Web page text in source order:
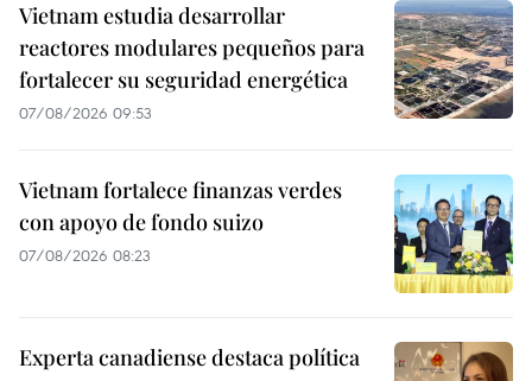
Vietnam estudia desarrollar
reactores modulares pequeños para
fortalecer su seguridad energética
07/08/2026 09:53
Vietnam fortalece finanzas verdes
con apoyo de fondo suizo
07/08/2026 08:23
Experta canadiense destaca política